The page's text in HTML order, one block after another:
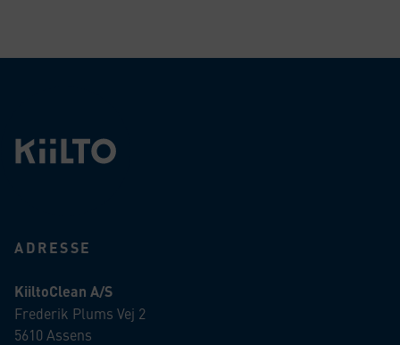
ADRESSE
KiiltoClean A/S
Frederik Plums Vej 2
5610 Assens